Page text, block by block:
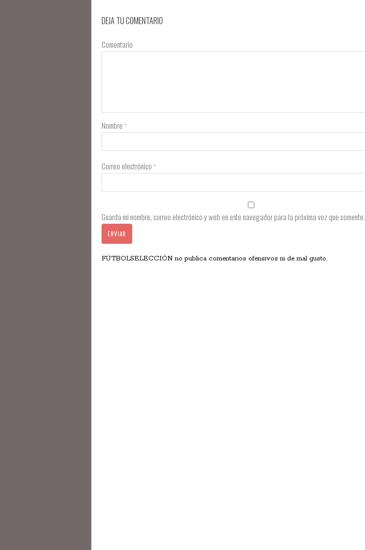
DEJA TU COMENTARIO
Comentario
Nombre *
Correo electrónico *
Guarda mi nombre, correo electrónico y web en este navegador para la próxima vez que comente.
FÚTBOLSELECCIÓN no publica comentarios ofensivos ni de mal gusto.